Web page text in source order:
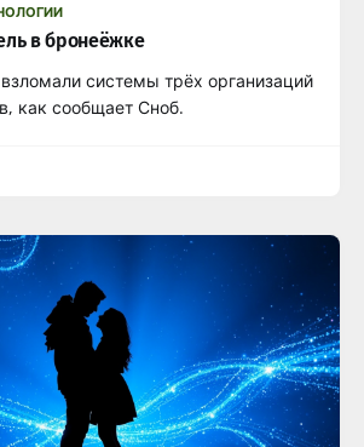
в бронеёжке
системы трёх организаций
как сообщает Сноб.